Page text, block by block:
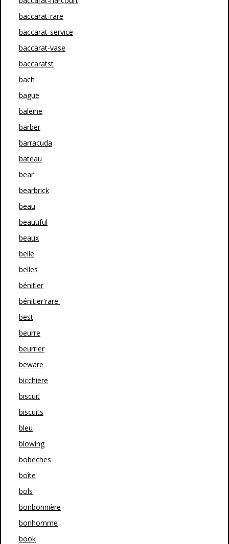
baccarat-rare
baccarat-service
baccarat-vase
baccaratst
bach
bague
baleine
barber
barracuda
bateau
bear
bearbrick
beau
beautiful
beaux
belle
belles
bénitier
bénitier'rare'
best
beurre
beurrier
beware
bicchiere
biscuit
biscuits
bleu
blowing
bobeches
boîte
bols
bonbonnière
bonhomme
book